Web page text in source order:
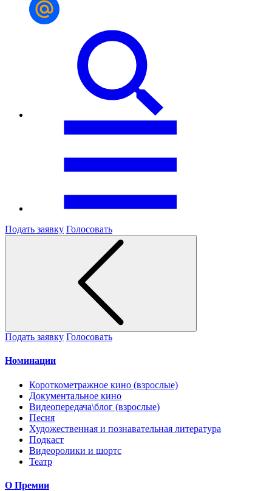
Подать заявку Голосовать
Подать заявку Голосовать
Номинации
Короткометражное кино (взрослые)
Документальное кино
Видеопередача\блог (взрослые)
Песня
Художественная и познавательная литература
Подкаст
Видеоролики и шортс
Театр
О Премии